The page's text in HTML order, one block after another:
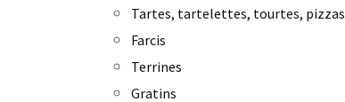
Tartes, tartelettes, tourtes, pizzas
Farcis
Terrines
Gratins